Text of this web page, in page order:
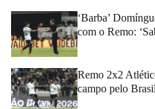
‘Barba’
com o Remo:
Remo 2x2
campo pelo